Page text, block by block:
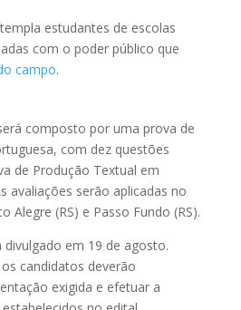
estudantes de escolas
com o poder público que
campo.
composto por uma prova de
com dez questões
de Produção Textual em
avaliações serão aplicadas no
Alegre (RS) e Passo Fundo (RS).
em 19 de agosto.
candidatos deverão
exigida e efetuar a